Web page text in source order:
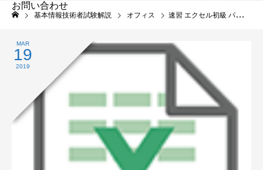
お問い合わせ
プライバシーポリシー
基本情報技術者試験
基本情報技術者試験解説 オフィス 速習 エクセル初級 パソコン教室
MAR
19
2019